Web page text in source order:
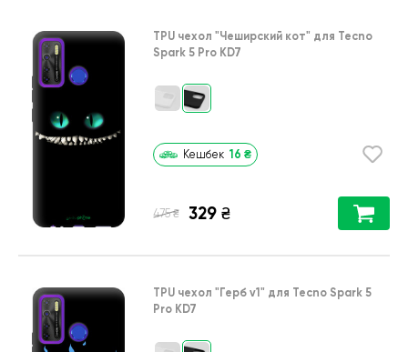
TPU чехол "Чеширский кот" для Tecno
Spark 5 Pro KD7
Кешбек 16 ₴
475 ₴ 329 ₴
TPU чехол "Герб v1" для Tecno Spark 5
Pro KD7